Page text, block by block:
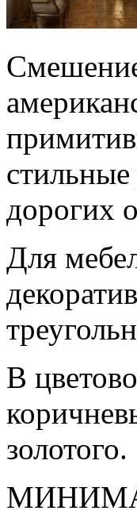
Смешение
дорогих
Для
В
золотого.